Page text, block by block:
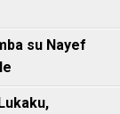
su Nayef